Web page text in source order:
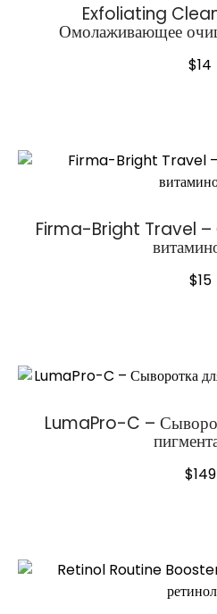
Exfoliating
Омолаживающее
$14
Firma-Bright Travel –
$15
LumaPro-C –
$149